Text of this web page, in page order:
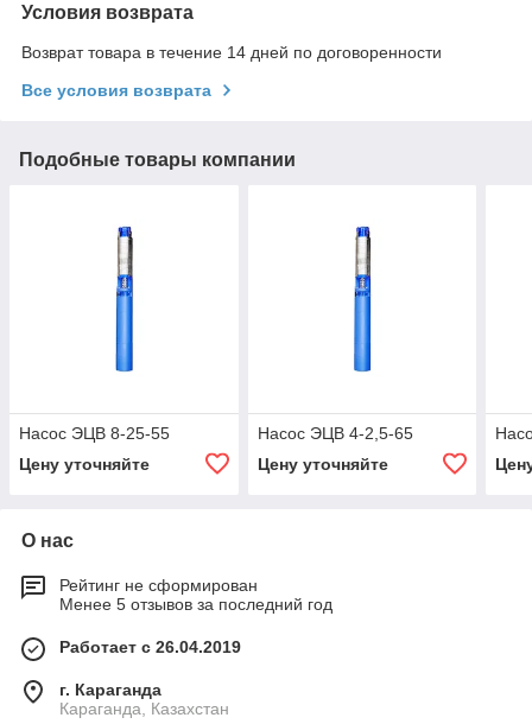
Условия возврата
Возврат товара в течение 14 дней по договоренности
Все условия возврата
Подобные товары компании
Насос ЭЦВ 8-25-55
Цену уточняйте
Насос ЭЦВ 4-2,5-65
Цену уточняйте
О нас
Рейтинг не сформирован
Менее 5 отзывов за последний год
Работает с 26.04.2019
г. Караганда
Караганда, Казахстан